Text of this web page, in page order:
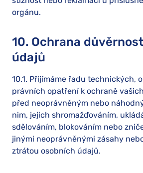
orgánu.
10. Ochrana
údajů
10.1. Přijímáme řadu technických,
právních opatření k ochraně
před neoprávněným nebo
nim, jejich shromažďováním,
sdělováním, blokováním nebo
jinými neoprávněnými zásahy
ztrátou osobních údajů.